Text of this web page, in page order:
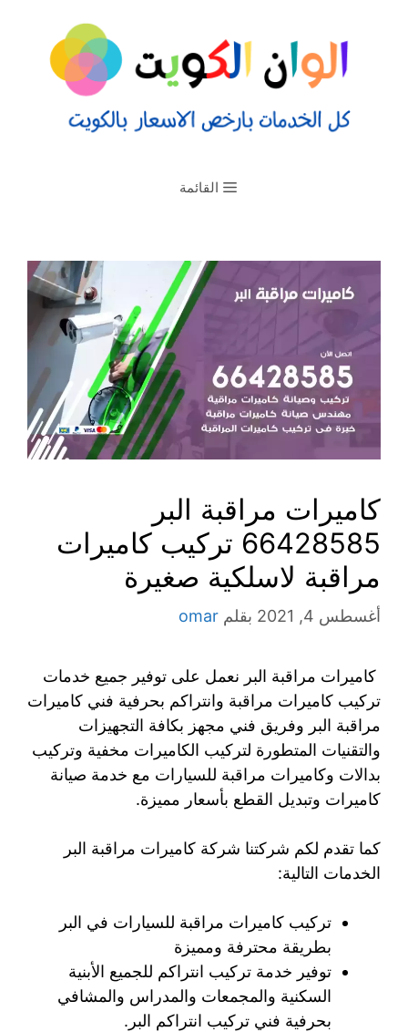
القائمة
كاميرات مراقبة البر
66428585 تركيب كاميرات
مراقبة لاسلكية صغيرة
أغسطس 4, 2021 بقلم omar
كاميرات مراقبة البر نعمل على توفير جميع خدمات
تركيب كاميرات مراقبة وانتراكم بحرفية فني كاميرات
مراقبة البر وفريق فني مجهز بكافة التجهيزات
والتقنيات المتطورة لتركيب الكاميرات مخفية وتركيب
بدالات وكاميرات مراقبة للسيارات مع خدمة صيانة
كاميرات وتبديل القطع بأسعار مميزة.
كما تقدم لكم شركتنا شركة كاميرات مراقبة البر
الخدمات التالية:
تركيب كاميرات مراقبة للسيارات في البر
بطريقة محترفة ومميزة
توفير خدمة تركيب انتراكم للجميع الأبنية
السكنية والمجمعات والمدراس والمشافي
بحرفية فني تركيب انتراكم البر.